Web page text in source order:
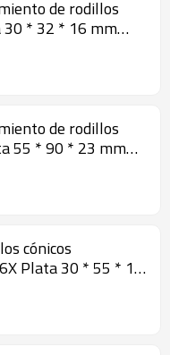
de rodillos
30 * 32 * 16 mm
de rodillos
55 * 90 * 23 mm
cónicos
Plata 30 * 55 * 17